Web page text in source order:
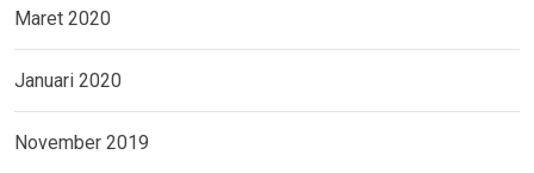
Maret 2020
Januari 2020
November 2019